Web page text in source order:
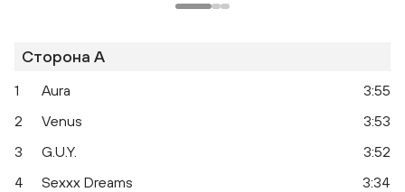
Сторона A
1 Aura
3:55
2
Venus
3:53
3
G.U.Y.
3:52
4
Sexxx Dreams 3:34